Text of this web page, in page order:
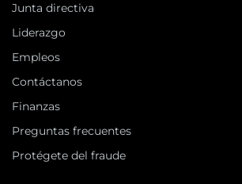
Junta directiva
Liderazgo
Empleos
Contáctanos
Finanzas
Preguntas frecuentes
Protégete del fraude